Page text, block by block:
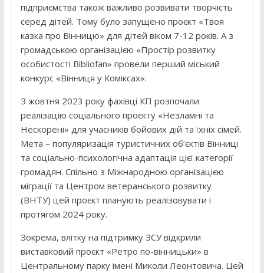
підприємства також важливо розвивати творчість
серед дітей. Тому було запущено проєкт «Твоя
казка про Вінницю» для дітей віком 7-12 років. А з
громадською організацією «Простір розвитку
особистості Bibliofan» провели перший міський
конкурс «Вінниця у Коміксах».
З жовтня 2023 року фахівці КП розпочали
реалізацію соціального проєкту «Незламні та
Нескорені» для учасників бойових дій та їхніх сімей.
Мета – популяризація туристичних об’єктів Вінниці
та соціально-психологічна адаптація цієї категорії
громадян. Спільно з Міжнародною організацією
міграції та Центром ветеранського розвитку
(ВНТУ) цей проєкт планують реалізовувати і
протягом 2024 року.
Зокрема, влітку на підтримку ЗСУ відкрили
виставковий проєкт «Ретро по-вінницьки» в
Центральному парку імені Миколи Леонтовича. Цей